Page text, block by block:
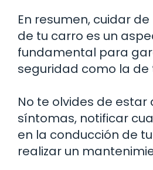
En resumen, cuidar
de tu carro es un
fundamental para
seguridad como la de
No te olvides de estar
síntomas, notificar
en la conducción de
realizar un